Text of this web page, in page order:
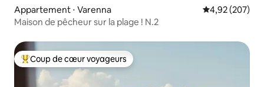
Appartement ⋅ Varenna Évaluation
4,92 (207)
Maison de pêcheur sur la plage ! N.2
Coups de cœur voyageurs les plus appréciés
Coup de cœur voyageurs